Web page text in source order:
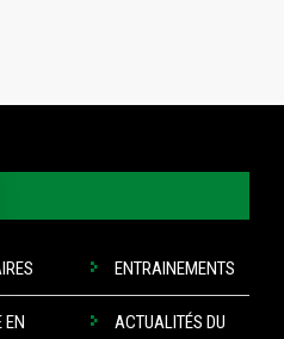
ENTRAINEMENTS
EN
ACTUALITÉS DU